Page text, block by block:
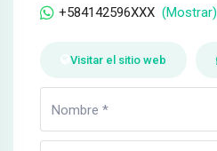
+584142596XXX (Mostrar)
Visitar el sitio web